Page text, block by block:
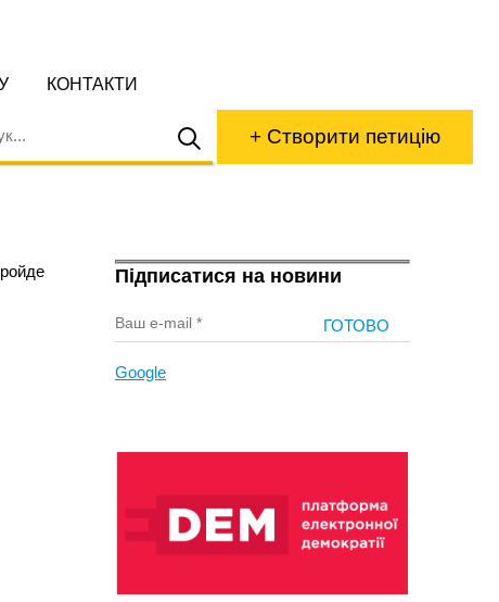
КОНТАКТИ
+ Створити петицію
Підписатися на новини
Google